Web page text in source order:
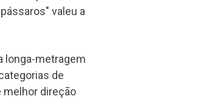
valeu a
longa-metragem
de
melhor direção